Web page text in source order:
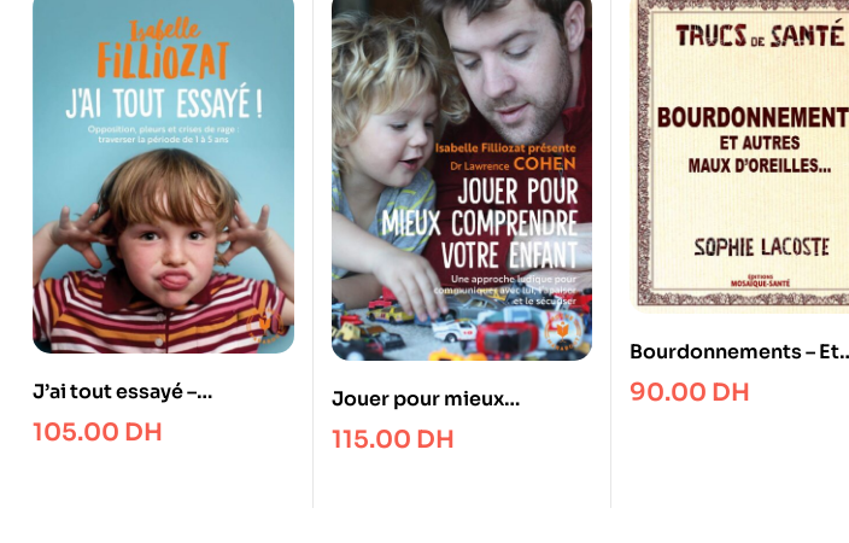
J’ai tout essayé –
Opposition, pleurs et
crises de rage : traverser la
105.00 DH
Jouer pour mieux
comprendre votre enfant
115.00 DH
Bourdonnements – Et
autres maux d’oreilles…
90.00 DH